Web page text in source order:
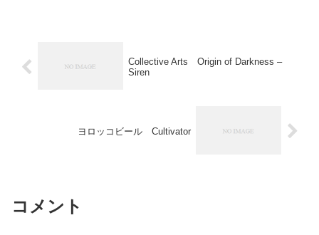
Collective Arts Origin of Darkness –
Siren
ヨロッコビール Cultivator
コメント